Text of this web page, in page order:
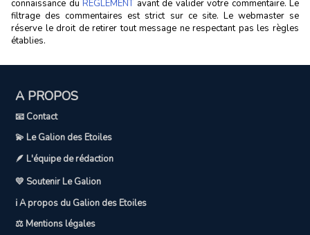
connaissance du RÈGLEMENTavant de valider votre commentaire. Le
filtrage des commentaires est strict sur ce site. Le webmaster se
réserve le droit de retirer tout message ne respectant pas les règles
établies.
A PROPOS
📧 Contact
💫 Le Galion des Etoiles
🪶 L'équipe de rédaction
💛 Soutenir Le Galion
ℹ️ A propos du Galion des Etoiles
⚖️ Mentions légales